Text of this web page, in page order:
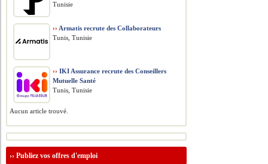
Tunisie
›› Armatis recrute des Collaborateurs
Tunis, Tunisie
›› IKI Assurance recrute des Conseillers
Mutuelle Santé
Tunis, Tunisie
Aucun article trouvé.
››Publiez vos offres d'emploi